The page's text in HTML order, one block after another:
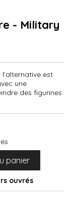
- Military
est
une
des figurines
panier
ouvrés